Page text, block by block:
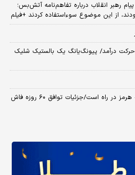
رهبر انقلاب درباره تفاهم‌نامه آتش‌بس؛
از این موضوع سوءاستفاده کردند +فیلم
درآمد/ پیونگ‌یانگ یک بالستیک شلیک
العربیه: توافق بازگشایی تنگه هرمز در راه است/جزئیات توافق ۶۰ روزه فاش